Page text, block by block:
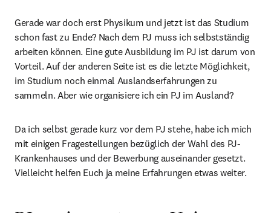
Gerade war doch erst Physikum und jetzt ist das Studium
schon fast zu Ende? Nach dem PJ muss ich selbstständig
arbeiten können. Eine gute Ausbildung im PJ ist darum von
Vorteil. Auf der anderen Seite ist es die letzte Möglichkeit,
im Studium noch einmal Auslandserfahrungen zu
sammeln. Aber wie organisiere ich ein PJ im Ausland?
Da ich selbst gerade kurz vor dem PJ stehe, habe ich mich
mit einigen Fragestellungen bezüglich der Wahl des PJ-
Krankenhauses und der Bewerbung auseinander gesetzt.
Vielleicht helfen Euch ja meine Erfahrungen etwas weiter.